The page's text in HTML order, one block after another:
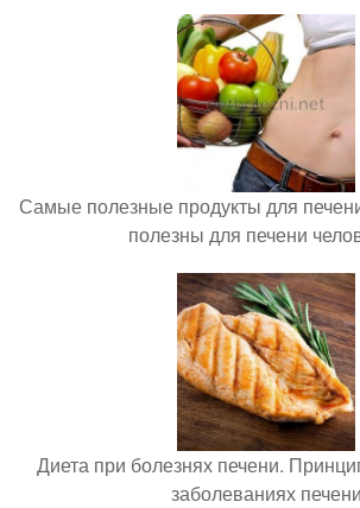
Самые полезные продукты для
полезны для печени
Диета при болезнях печени.
заболеваниях печени